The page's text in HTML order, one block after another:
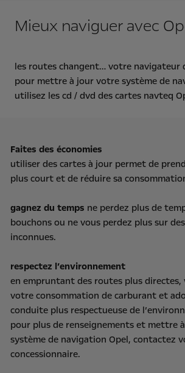
Mieux naviguer avec
les routes changent… votre navigateur
pour mettre à jour votre système de
utilisez les cd / dvd des cartes navteq
Faites des économies
utiliser des cartes à jour permet de
plus court et de réduire sa
gagnez du temps ne perdez plus de
bouchons ou ne vous perdez plus sur
inconnues.
respectez l’environnement
en empruntant des routes plus directes,
votre consommation de carburant et
conduite plus respectueuse de
pour plus de renseignements et mettre
système de navigation Opel, contactez
concessionnaire.